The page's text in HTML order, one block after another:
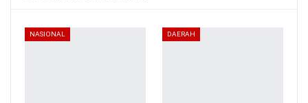
NASIONAL DAERAH